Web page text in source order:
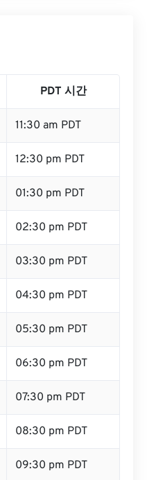
PDT 시간
11:30 am PDT
12:30 pm PDT
01:30 pm PDT
02:30 pm PDT
03:30 pm PDT
04:30 pm PDT
05:30 pm PDT
06:30 pm PDT
07:30 pm PDT
08:30 pm PDT
09:30 pm PDT